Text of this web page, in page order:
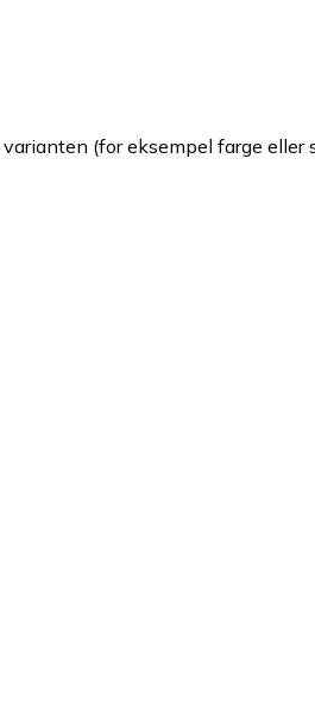
(for eksempel farge